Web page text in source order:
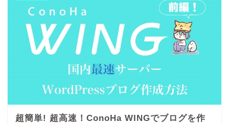
超簡単! 超高速！ConoHa WINGでブログを作